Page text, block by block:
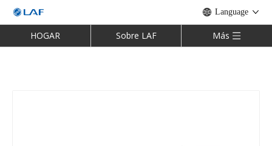
Language
HOGAR Sobre LAF Más